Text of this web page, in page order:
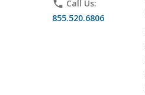
phone Call Us:
855.520.6806